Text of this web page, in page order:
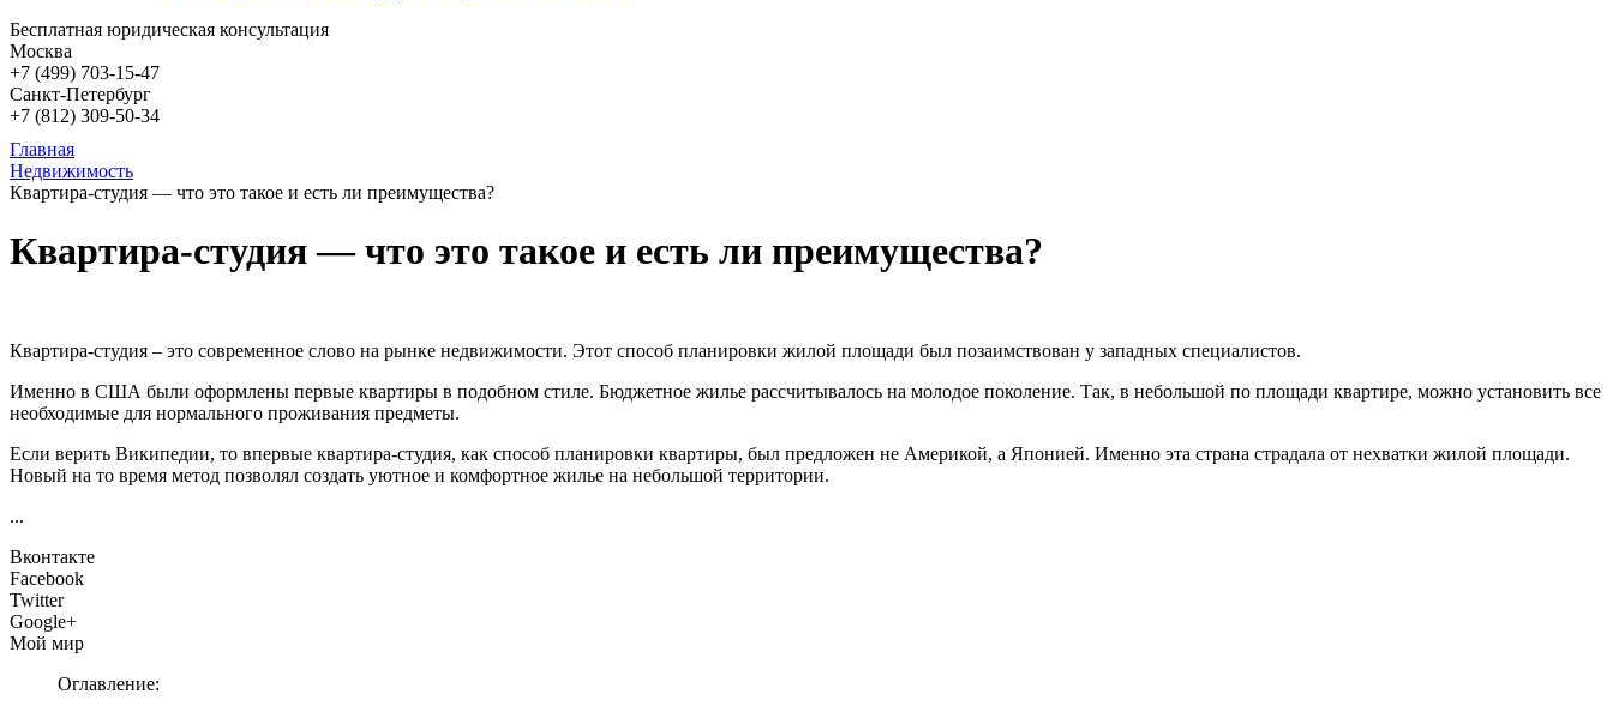
Бесплатная юридическая консультация
Москва
+7 (499) 703-15-47
Санкт-Петербург
+7 (812) 309-50-34
Главная
Недвижимость
Квартира-студия — что это такое и есть ли преимущества?
Квартира-студия — что это такое и есть ли преимущества?
Квартира-студия – это современное слово на рынке недвижимости. Этот способ планировки жилой площади был позаимствован у западных специалистов.
Именно в США были оформлены первые квартиры в подобном стиле. Бюджетное жилье рассчитывалось на молодое поколение. Так, в небольшой по площади квартире, можно установить все
необходимые для нормального проживания предметы.
Если верить Википедии, то впервые квартира-студия, как способ планировки квартиры, был предложен не Америкой, а Японией. Именно эта страна страдала от нехватки жилой площади.
Новый на то время метод позволял создать уютное и комфортное жилье на небольшой территории.
...
Вконтакте
Facebook
Twitter
Google+
Мой мир
Оглавление: